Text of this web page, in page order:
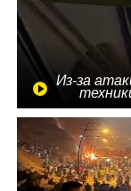
Из-за